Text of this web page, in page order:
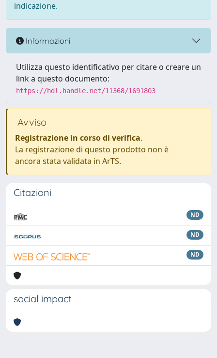
indicazione.
Informazioni
Utilizza questo identificativo per citare o creare un
link a questo documento:
https://hdl.handle.net/11368/1691803
Avviso
Registrazione in corso di verifica.
La registrazione di questo prodotto non è
ancora stata validata in ArTS.
Citazioni
ND
ND
ND
social impact